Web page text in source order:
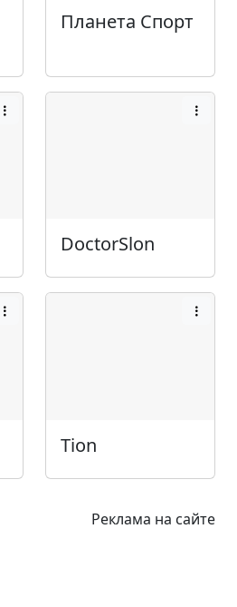
Планета Спорт
DoctorSlon
Tion
Реклама на сайте